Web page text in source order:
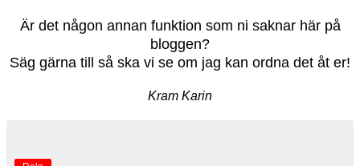
Är det någon annan funktion som ni saknar här på
bloggen?
Säg gärna till så ska vi se om jag kan ordna det åt er!
Kram Karin